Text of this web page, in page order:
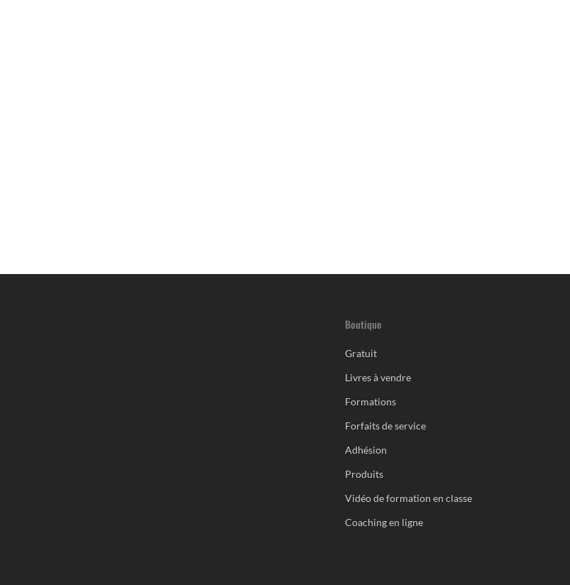
Boutique
Gratuit
Livres à vendre
Formations
Forfaits de service
Adhésion
Produits
Vidéo de formation en classe
Coaching en ligne